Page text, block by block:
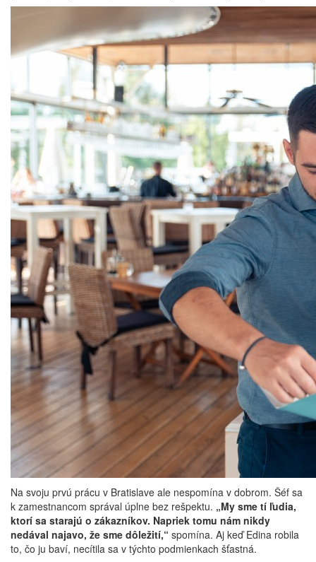
Na svoju prvú prácu v Bratislave ale nespomína v dobrom. Šéf sa
k zamestnancom správal úplne bez rešpektu. „My sme tí ľudia,
ktorí sa starajú o zákazníkov. Napriek tomu nám nikdy
nedával najavo, že sme dôležití,“ spomína. Aj keď Edina robila
to, čo ju baví, necítila sa v týchto podmienkach šťastná.